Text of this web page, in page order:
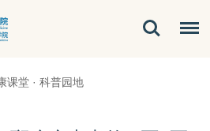
课堂 · 科普园地